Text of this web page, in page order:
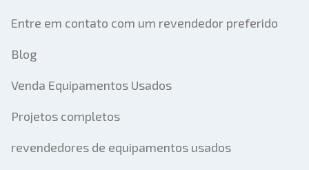
Entre em contato com um revendedor preferido
Blog
Venda Equipamentos Usados
Projetos completos
revendedores de equipamentos usados